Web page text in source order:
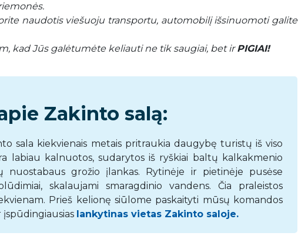
naudotis viešuoju transportu, automobilį išsinuomoti galite
kad Jūs galėtumėte keliauti ne tik saugiai, bet irPIGIAI!
Zakinto salą:
sala kiekvienais metais pritraukia daugybę turistų iš viso
labiau kalnuotos, sudarytos iš ryškiai baltų kalkakmenio
grožio įlankas. Rytinėje ir pietinėje pusėse
skalaujami smaragdinio vandens. Čia praleistos
Prieš kelionę siūlome paskaityti mūsų komandos
lankytinas vietas Zakinto saloje.